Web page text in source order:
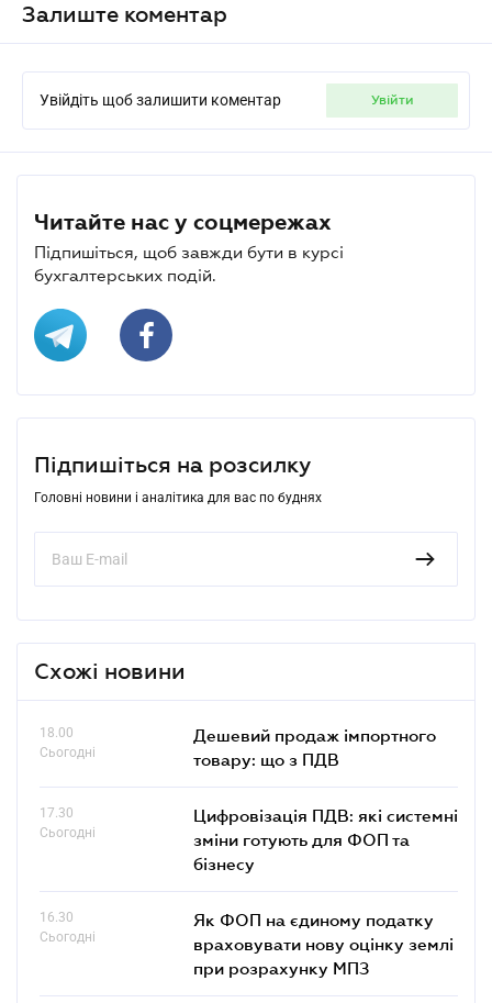
Залиште коментар
Увійдіть щоб залишити коментар увійти
Читайте нас у соцмережах
Підпишіться, щоб завжди бути в курсі
бухгалтерських подій.
Підпишіться на розсилку
Головні новини і аналітика для вас по буднях
Схожі новини
18.00
Сьогодні
Дешевий продаж імпортного
товару: що з ПДВ
17.30
Сьогодні
Цифровізація ПДВ: які системні
зміни готують для ФОП та
бізнесу
16.30
Сьогодні
Як ФОП на єдиному податку
враховувати нову оцінку землі
при розрахунку МПЗ